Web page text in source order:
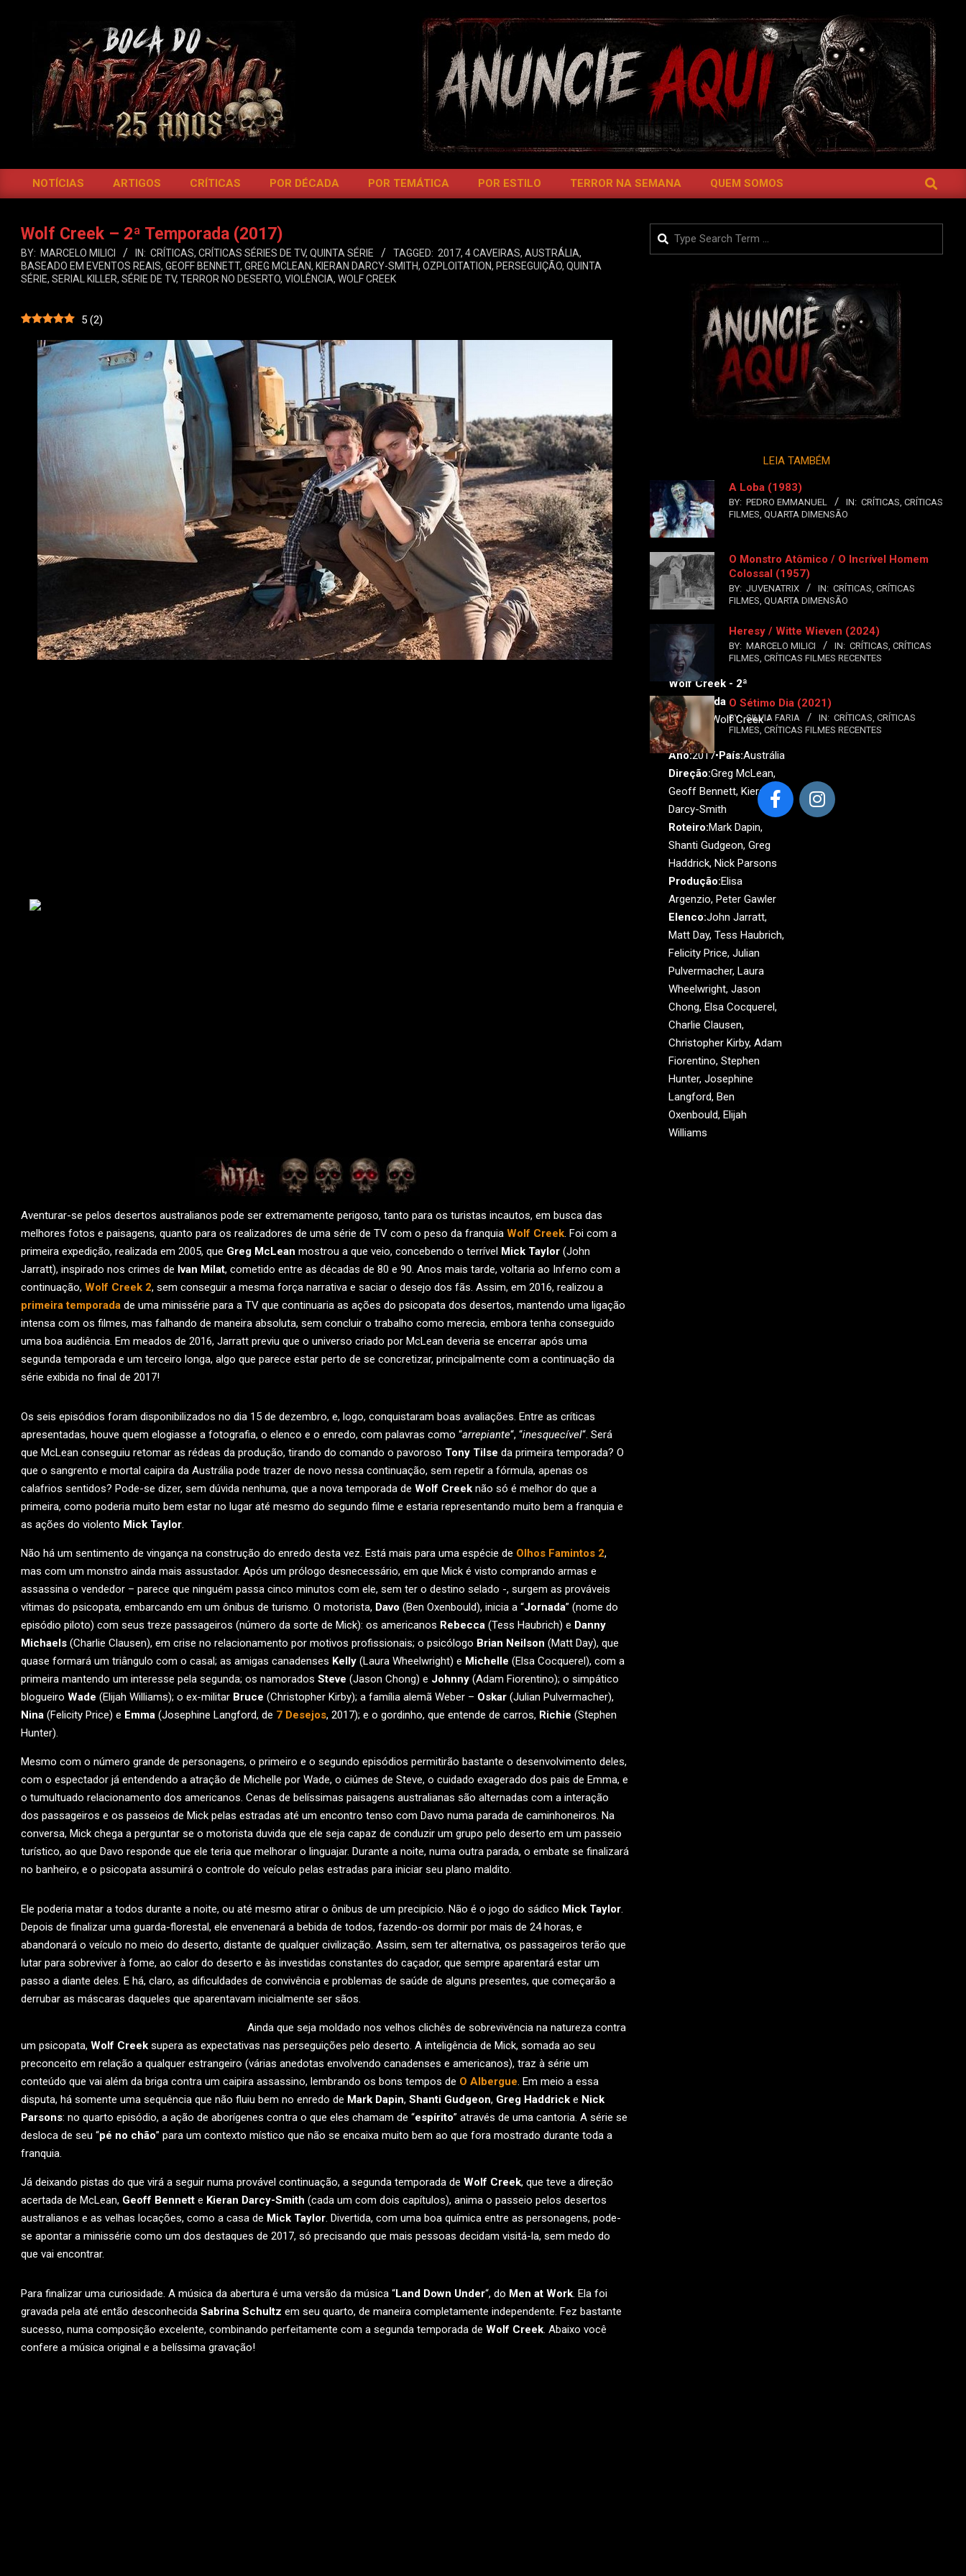
BOCA
DO
Primary
Menu
NOTÍCIAS ARTIGOS CRÍTICAS POR DÉCADA POR TEMÁTICA POR ESTILO TERROR NA SEMANA QUEM SOMOS SEARCH
Wolf Creek – 2ª Temporada (2017)
BY: MARCELO MILICI IN: CRÍTICAS, CRÍTICAS SÉRIES DE TV, QUINTA SÉRIE TAGGED: 2017, 4 CAVEIRAS, AUSTRÁLIA,
BASEADO EM EVENTOS REAIS, GEOFF BENNETT, GREG MCLEAN, KIERAN DARCY-SMITH, OZPLOITATION, PERSEGUIÇÃO, QUINTA
SÉRIE, SERIAL KILLER, SÉRIE DE TV, TERROR NO DESERTO, VIOLÊNCIA, WOLF CREEK
5 (2)
Wolf Creek - 2ª
Temporada
Original:
Wolf Creek -
Season 2
Ano:2017•País:Austrália
Direção:Greg McLean,
Geoff Bennett, Kieran
Darcy-Smith
Roteiro:Mark Dapin,
Shanti Gudgeon, Greg
Haddrick, Nick Parsons
Produção:Elisa
Argenzio, Peter Gawler
Elenco:John Jarratt,
Matt Day, Tess Haubrich,
Felicity Price, Julian
Pulvermacher, Laura
Wheelwright, Jason
Chong, Elsa Cocquerel,
Charlie Clausen,
Christopher Kirby, Adam
Fiorentino, Stephen
Hunter, Josephine
Langford, Ben
Oxenbould, Elijah
Williams
Aventurar-se pelos desertos australianos pode ser extremamente perigoso, tanto para os turistas incautos, em busca das
melhores fotos e paisagens, quanto para os realizadores de uma série de TV com o peso da franquia Wolf Creek. Foi com a
primeira expedição, realizada em 2005, que Greg McLean mostrou a que veio, concebendo o terrível Mick Taylor (John
Jarratt), inspirado nos crimes de Ivan Milat, cometido entre as décadas de 80 e 90. Anos mais tarde, voltaria ao Inferno com a
continuação, Wolf Creek 2, sem conseguir a mesma força narrativa e saciar o desejo dos fãs. Assim, em 2016, realizou a
primeira temporada de uma minissérie para a TV que continuaria as ações do psicopata dos desertos, mantendo uma ligação
intensa com os filmes, mas falhando de maneira absoluta, sem concluir o trabalho como merecia, embora tenha conseguido
uma boa audiência. Em meados de 2016, Jarratt previu que o universo criado por McLean deveria se encerrar após uma
segunda temporada e um terceiro longa, algo que parece estar perto de se concretizar, principalmente com a continuação da
série exibida no final de 2017!
Os seis episódios foram disponibilizados no dia 15 de dezembro, e, logo, conquistaram boas avaliações. Entre as críticas
apresentadas, houve quem elogiasse a fotografia, o elenco e o enredo, com palavras como “arrepiante“, “inesquecível“. Será
que McLean conseguiu retomar as rédeas da produção, tirando do comando o pavoroso Tony Tilse da primeira temporada? O
que o sangrento e mortal caipira da Austrália pode trazer de novo nessa continuação, sem repetir a fórmula, apenas os
calafrios sentidos? Pode-se dizer, sem dúvida nenhuma, que a nova temporada de Wolf Creek não só é melhor do que a
primeira, como poderia muito bem estar no lugar até mesmo do segundo filme e estaria representando muito bem a franquia e
as ações do violento Mick Taylor.
Não há um sentimento de vingança na construção do enredo desta vez. Está mais para uma espécie de Olhos Famintos 2,
mas com um monstro ainda mais assustador. Após um prólogo desnecessário, em que Mick é visto comprando armas e
assassina o vendedor – parece que ninguém passa cinco minutos com ele, sem ter o destino selado -, surgem as prováveis
vítimas do psicopata, embarcando em um ônibus de turismo. O motorista, Davo (Ben Oxenbould), inicia a “Jornada” (nome do
episódio piloto) com seus treze passageiros (número da sorte de Mick): os americanos Rebecca (Tess Haubrich) e Danny
Michaels (Charlie Clausen), em crise no relacionamento por motivos profissionais; o psicólogo Brian Neilson (Matt Day), que
quase formará um triângulo com o casal; as amigas canadenses Kelly (Laura Wheelwright) e Michelle (Elsa Cocquerel), com a
primeira mantendo um interesse pela segunda; os namorados Steve (Jason Chong) e Johnny (Adam Fiorentino); o simpático
blogueiro Wade (Elijah Williams); o ex-militar Bruce (Christopher Kirby); a família alemã Weber – Oskar (Julian Pulvermacher),
Nina (Felicity Price) e Emma (Josephine Langford, de 7 Desejos, 2017); e o gordinho, que entende de carros, Richie (Stephen
Hunter).
Mesmo com o número grande de personagens, o primeiro e o segundo episódios permitirão bastante o desenvolvimento deles,
com o espectador já entendendo a atração de Michelle por Wade, o ciúmes de Steve, o cuidado exagerado dos pais de Emma, e
o tumultuado relacionamento dos americanos. Cenas de belíssimas paisagens australianas são alternadas com a interação
dos passageiros e os passeios de Mick pelas estradas até um encontro tenso com Davo numa parada de caminhoneiros. Na
conversa, Mick chega a perguntar se o motorista duvida que ele seja capaz de conduzir um grupo pelo deserto em um passeio
turístico, ao que Davo responde que ele teria que melhorar o linguajar. Durante a noite, numa outra parada, o embate se finalizará
no banheiro, e o psicopata assumirá o controle do veículo pelas estradas para iniciar seu plano maldito.
Ele poderia matar a todos durante a noite, ou até mesmo atirar o ônibus de um precipício. Não é o jogo do sádico Mick Taylor.
Depois de finalizar uma guarda-florestal, ele envenenará a bebida de todos, fazendo-os dormir por mais de 24 horas, e
abandonará o veículo no meio do deserto, distante de qualquer civilização. Assim, sem ter alternativa, os passageiros terão que
lutar para sobreviver à fome, ao calor do deserto e às investidas constantes do caçador, que sempre aparentará estar um
passo a diante deles. E há, claro, as dificuldades de convivência e problemas de saúde de alguns presentes, que começarão a
derrubar as máscaras daqueles que aparentavam inicialmente ser sãos.
Ainda que seja moldado nos velhos clichês de sobrevivência na natureza contra
um psicopata, Wolf Creek supera as expectativas nas perseguições pelo deserto. A inteligência de Mick, somada ao seu
preconceito em relação a qualquer estrangeiro (várias anedotas envolvendo canadenses e americanos), traz à série um
conteúdo que vai além da briga contra um caipira assassino, lembrando os bons tempos de O Albergue. Em meio a essa
disputa, há somente uma sequência que não fluiu bem no enredo de Mark Dapin, Shanti Gudgeon, Greg Haddrick e Nick
Parsons: no quarto episódio, a ação de aborígenes contra o que eles chamam de “espírito” através de uma cantoria. A série se
desloca de seu “pé no chão” para um contexto místico que não se encaixa muito bem ao que fora mostrado durante toda a
franquia.
Já deixando pistas do que virá a seguir numa provável continuação, a segunda temporada de Wolf Creek, que teve a direção
acertada de McLean, Geoff Bennett e Kieran Darcy-Smith (cada um com dois capítulos), anima o passeio pelos desertos
australianos e as velhas locações, como a casa de Mick Taylor. Divertida, com uma boa química entre as personagens, pode-
se apontar a minissérie como um dos destaques de 2017, só precisando que mais pessoas decidam visitá-la, sem medo do
que vai encontrar.
Para finalizar uma curiosidade. A música da abertura é uma versão da música “Land Down Under“, do Men at Work. Ela foi
gravada pela até então desconhecida Sabrina Schultz em seu quarto, de maneira completamente independente. Fez bastante
sucesso, numa composição excelente, combinando perfeitamente com a segunda temporada de Wolf Creek. Abaixo você
confere a música original e a belíssima gravação!
Search
LEIA TAMBÉM
A Loba (1983)
BY: PEDRO EMMANUEL IN: CRÍTICAS, CRÍTICAS
FILMES, QUARTA DIMENSÃO
O Monstro Atômico / O Incrível Homem
Colossal (1957)
BY: JUVENATRIX IN: CRÍTICAS, CRÍTICAS
FILMES, QUARTA DIMENSÃO
Heresy / Witte Wieven (2024)
BY: MARCELO MILICI IN: CRÍTICAS, CRÍTICAS
FILMES, CRÍTICAS FILMES RECENTES
O Sétimo Dia (2021)
BY: SILVIA FARIA IN: CRÍTICAS, CRÍTICAS
FILMES, CRÍTICAS FILMES RECENTES